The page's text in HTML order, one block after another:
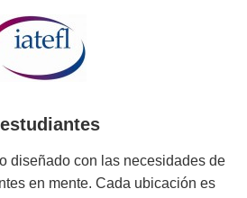
diseñado con las necesidades de
en mente. Cada ubicación es